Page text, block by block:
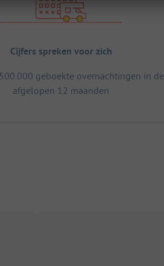
Cijfers spreken voor zich
geboekte overnachtingen in de
afgelopen 12 maanden